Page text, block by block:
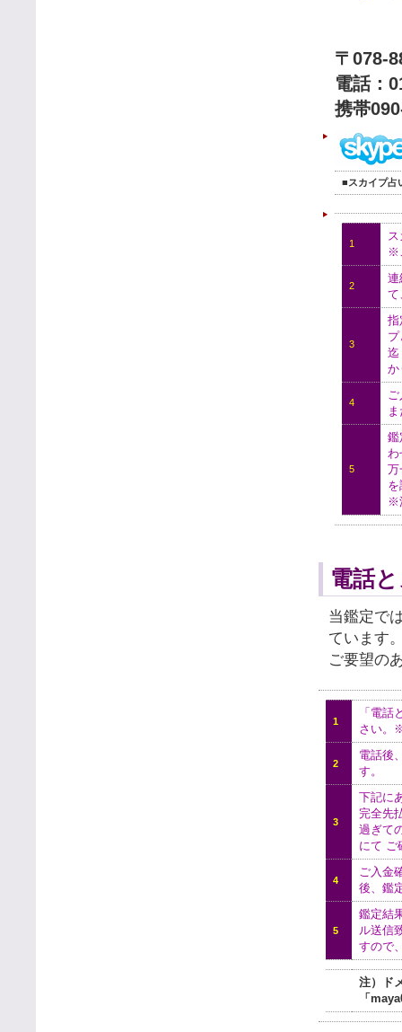
〒078-
電話：
携帯
■スカイプ占
1
※
2
連
て
3
指
迄
か
4
5
鑑
万
※
電話
当鑑定で
ています
ご要望の
1
「電
さい。
2
電話後
す。
3
下記に
完全先
過ぎて
にて ご
4
ご入金
後、鑑
5
鑑定結
ル送信
すので
注）ド
「